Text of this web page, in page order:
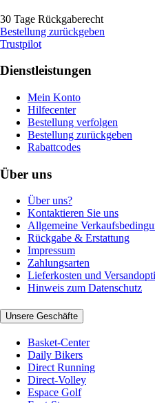
30 Tage Rückgaberecht
Bestellung zurückgeben
Trustpilot
Dienstleistungen
Mein Konto
Hilfecenter
Bestellung verfolgen
Bestellung zurückgeben
Rabattcodes
Über uns
Über uns?
Kontaktieren Sie uns
Allgemeine
Rückgabe & Erstattung
Impressum
Zahlungsarten
Lieferkosten und
Hinweis zum Datenschutz
Unsere Geschäfte
Basket-Center
Daily Bikers
Direct Running
Direct-Volley
Espace Golf